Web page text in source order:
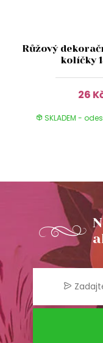
Růžový
kolíčky
26
SKLADEM -